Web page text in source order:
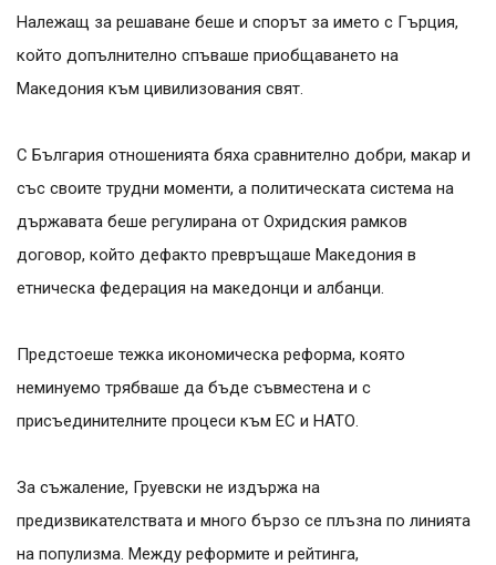
Належащ за решаване беше и спорът за името с Гърция,
който допълнително спъваше приобщаването на
Македония към цивилизования свят.
С България отношенията бяха сравнително добри, макар и
със своите трудни моменти, а политическата система на
държавата беше регулирана от Охридския рамков
договор, който дефакто превръщаше Македония в
етническа федерация на македонци и албанци.
Предстоеше тежка икономическа реформа, която
неминуемо трябваше да бъде съвместена и с
присъединителните процеси към ЕС и НАТО.
За съжаление, Груевски не издържа на
предизвикателствата и много бързо се плъзна по линията
на популизма. Между реформите и рейтинга,